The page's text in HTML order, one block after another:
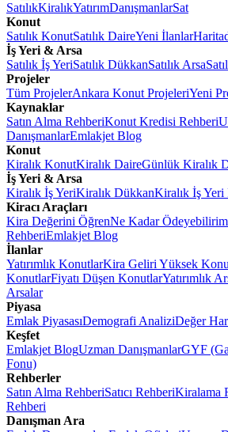
SatılıkKiralıkYatırımDanışmanlarSat
Konut
Satılık KonutSatılık DaireYeni İlanlar
İş Yeri & Arsa
Satılık İş YeriSatılık DükkanSatılık Arsa
Projeler
Tüm ProjelerAnkara Konut ProjeleriYeni
Kaynaklar
Satın Alma RehberiKonut Kredisi Rehberi
DanışmanlarEmlakjet Blog
Konut
Kiralık KonutKiralık DaireGünlük Kiralık
İş Yeri & Arsa
Kiralık İş YeriKiralık DükkanKiralık İş Yeri
Kiracı Araçları
Kira Değerini ÖğrenNe Kadar Ödeyebilirim
RehberiEmlakjet Blog
İlanlar
Yatırımlık KonutlarKira Geliri Yüksek
KonutlarFiyatı Düşen KonutlarYatırımlık
Arsalar
Piyasa
Emlak PiyasasıDemografi AnaliziDeğer
Keşfet
Emlakjet BlogUzman DanışmanlarGYF
Fonu)
Rehberler
Satın Alma RehberiSatıcı RehberiKiralama
Rehberi
Danışman Ara